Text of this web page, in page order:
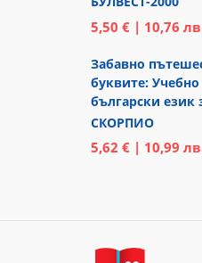
5,50 € | 10,76
Забавно
буквите:
български език
СКОРПИО
5,62 € | 10,99